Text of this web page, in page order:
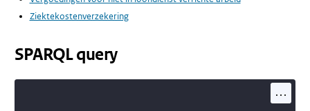
Ziektekostenverzekering
SPARQL query
...